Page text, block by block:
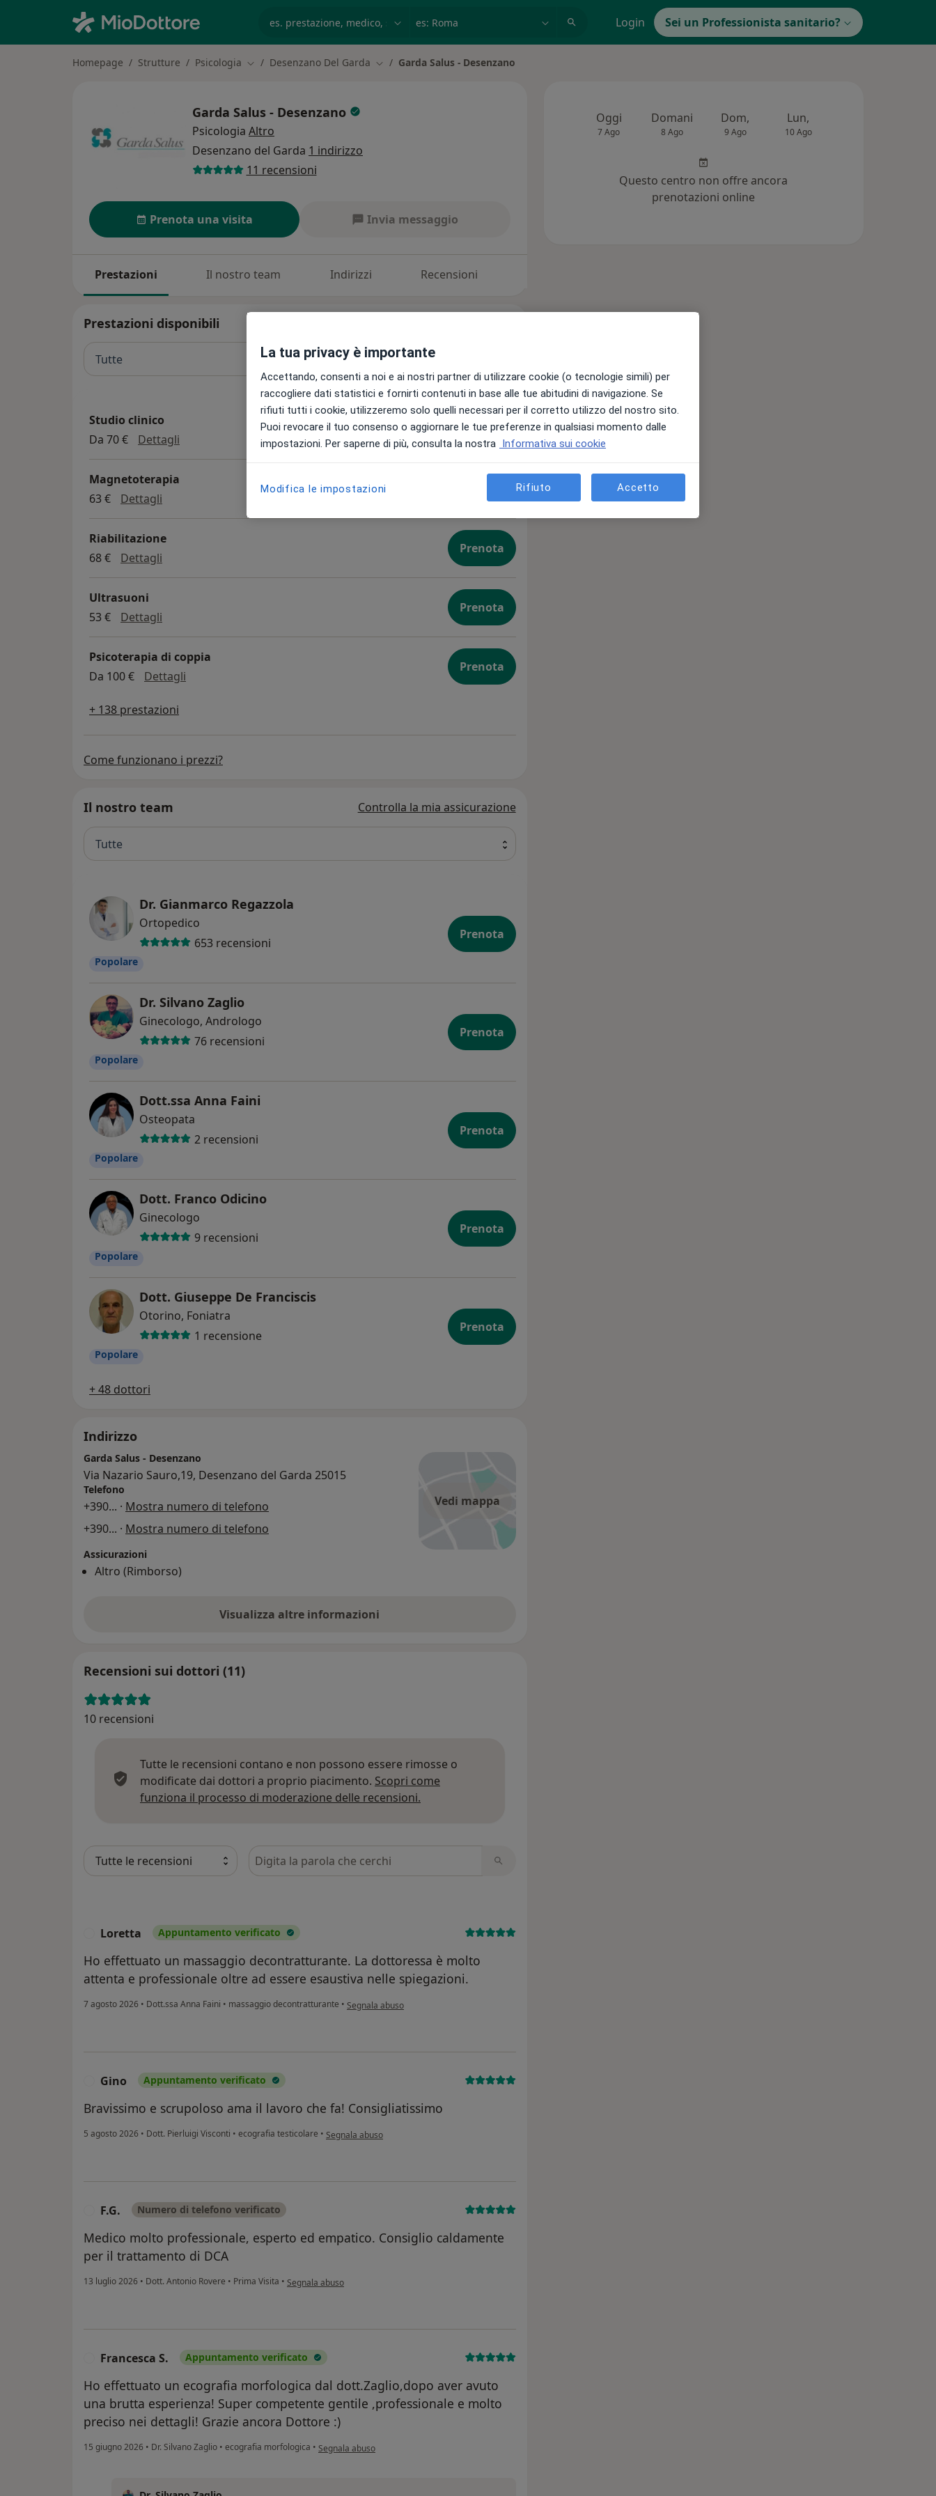
Login Sei un Professionista sanitario?
Homepage Strutture Psicologia Cambia città
Desenzano Del Garda Cambia città
Garda Salus - Desenzano
Garda Salus - Desenzano
Psicologia Altro
Desenzano del Garda 1 indirizzo
11 recensioni
Prenota una visita Invia messaggio
Prestazioni Il nostro team Indirizzi Recensioni
Prestazioni disponibili
Tutte
Studio clinico
Da 70 €
Dettagli
Prenota
Magnetoterapia
63 €
Dettagli
Riabilitazione
68 €
Dettagli
Prenota
Ultrasuoni
53 €
Dettagli
Prenota
Psicoterapia di coppia
Da 100 €
Dettagli
Prenota
+ 138 prestazioni
Come funzionano i prezzi?
Il nostro team Controlla la mia assicurazione
Tutte
Dr. Gianmarco Regazzola
Ortopedico
653 recensioni
Popolare
Prenota
Dr. Silvano Zaglio
Ginecologo, Andrologo
76 recensioni
Popolare
Prenota
Dott.ssa Anna Faini
Osteopata
2 recensioni
Popolare
Prenota
Dott. Franco Odicino
Ginecologo
9 recensioni
Popolare
Prenota
Dott. Giuseppe De Franciscis
Otorino, Foniatra
1 recensione
Popolare
Prenota
+ 48 dottori
Indirizzo
Vedi mappa
Garda Salus - Desenzano
Via Nazario Sauro,19, Desenzano del Garda 25015
Telefono
+390... · Mostra numero di telefono
+390... · Mostra numero di telefono
Assicurazioni
Altro (Rimborso)
Visualizza altre informazioni
Recensioni sui dottori (11)
10 recensioni
Tutte le recensioni contano e non possono essere rimosse o
modificate dai dottori a proprio piacimento. Scopri come
funziona il processo di moderazione delle recensioni.
Cerca nelle recensioni
Loretta Appuntamento verificato
Ho effettuato un massaggio decontratturante. La dottoressa è molto
attenta e professionale oltre ad essere esaustiva nelle spiegazioni.
7 agosto 2026 • Dott.ssa Anna Faini • massaggio decontratturante • secondo l'opinione dell'utente Loretta
Segnala abuso
Gino Appuntamento verificato
Bravissimo e scrupoloso ama il lavoro che fa! Consigliatissimo
5 agosto 2026 • Dott. Pierluigi Visconti • ecografia testicolare • secondo l'opinione dell'utente Gino
Segnala abuso
F.G. Numero di telefono verificato
Medico molto professionale, esperto ed empatico. Consiglio caldamente
per il trattamento di DCA
13 luglio 2026 • Dott. Antonio Rovere • Prima Visita • secondo l'opinione dell'utente F.G.
Segnala abuso
Francesca S. Appuntamento verificato
Ho effettuato un ecografia morfologica dal dott.Zaglio,dopo aver avuto
una brutta esperienza! Super competente gentile ,professionale e molto
preciso nei dettagli! Grazie ancora Dottore :)
15 giugno 2026 • Dr. Silvano Zaglio • ecografia morfologica • secondo l'opinione dell'utente Francesca S.
Segnala abuso
Oggi
7 Ago
Domani
8 Ago
Dom,
9 Ago
Lun,
10 Ago
Questo centro non offre ancora
prenotazioni online
La tua privacy è importante
Accettando, consenti a noi e ai nostri partner di utilizzare cookie (o tecnologie simili) per
raccogliere dati statistici e fornirti contenuti in base alle tue abitudini di navigazione. Se
rifiuti tutti i cookie, utilizzeremo solo quelli necessari per il corretto utilizzo del nostro sito.
Puoi revocare il tuo consenso o aggiornare le tue preferenze in qualsiasi momento dalle
impostazioni. Per saperne di più, consulta la nostra Informativa sui cookie
Modifica le impostazioni Rifiuto Accetto